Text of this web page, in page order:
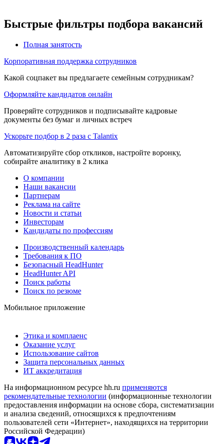
Быстрые фильтры подбора вакансий
Полная занятость
Корпоративная поддержка сотрудников
Какой соцпакет вы предлагаете семейным сотрудникам?
Оформляйте кандидатов онлайн
Проверяйте сотрудников и подписывайте кадровые
документы без бумаг и личных встреч
Ускорьте подбор в 2 раза с Talantix
Автоматизируйте сбор откликов, настройте воронку,
собирайте аналитику в 2 клика
О компании
Наши вакансии
Партнерам
Реклама на сайте
Новости и статьи
Инвесторам
Кандидаты по профессиям
Производственный календарь
Требования к ПО
Безопасный HeadHunter
HeadHunter API
Поиск работы
Поиск по резюме
Мобильное приложение
Этика и комплаенс
Оказание услуг
Использование сайтов
Защита персональных данных
ИТ аккредитация
На информационном ресурсе hh.ru применяются
рекомендательные технологии (информационные технологии
предоставления информации на основе сбора, систематизации
и анализа сведений, относящихся к предпочтениям
пользователей сети «Интернет», находящихся на территории
Российской Федерации)